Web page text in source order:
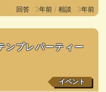
回答 : 3年前 / 相談 : 3年前
ンプレパーティー
イベント